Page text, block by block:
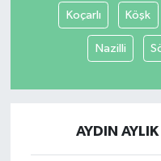
Koçarlı Köşk
Nazilli
AYDIN